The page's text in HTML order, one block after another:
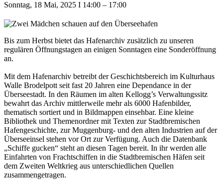
Sonntag, 18 Mai, 2025 I 14:00 – 17:00
Bis zum Herbst bietet das Hafenarchiv zusätzlich zu unseren
regulären Öffnungstagen an einigen Sonntagen eine Sonderöffnung
an.
Mit dem Hafenarchiv betreibt der Geschichtsbereich im Kulturhaus
Walle Brodelpott seit fast 20 Jahren eine Dependance in der
Überseestadt. In den Räumen im alten Kellogg’s Verwaltungssitz
bewahrt das Archiv mittlerweile mehr als 6000 Hafenbilder,
thematisch sortiert und in Bildmappen einsehbar. Eine kleine
Bibliothek und Themenordner mit Texten zur Stadtbremischen
Hafengeschichte, zur Muggenburg- und den alten Industrien auf der
Überseeinsel stehen vor Ort zur Verfügung. Auch die Datenbank
„Schiffe gucken“ steht an diesen Tagen bereit. In ihr werden alle
Einfahrten von Frachtschiffen in die Stadtbremischen Häfen seit
dem Zweiten Weltkrieg aus unterschiedlichen Quellen
zusammengetragen.